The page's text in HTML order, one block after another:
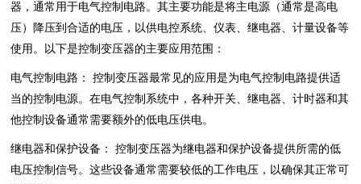
器，通常用于电气控制电路。其主要功能是将主电源（通常是高电
压）降压到合适的电压，以供电控系统、仪表、继电器、计量设备等
使用。以下是控制变压器的主要应用范围：
电气控制电路： 控制变压器最常见的应用是为电气控制电路提供适
当的控制电源。在电气控制系统中，各种开关、继电器、计时器和其
他控制设备通常需要额外的低电压供电。
继电器和保护设备： 控制变压器为继电器和保护设备提供所需的低
电压控制信号。这些设备通常需要较低的工作电压，以确保其正常可